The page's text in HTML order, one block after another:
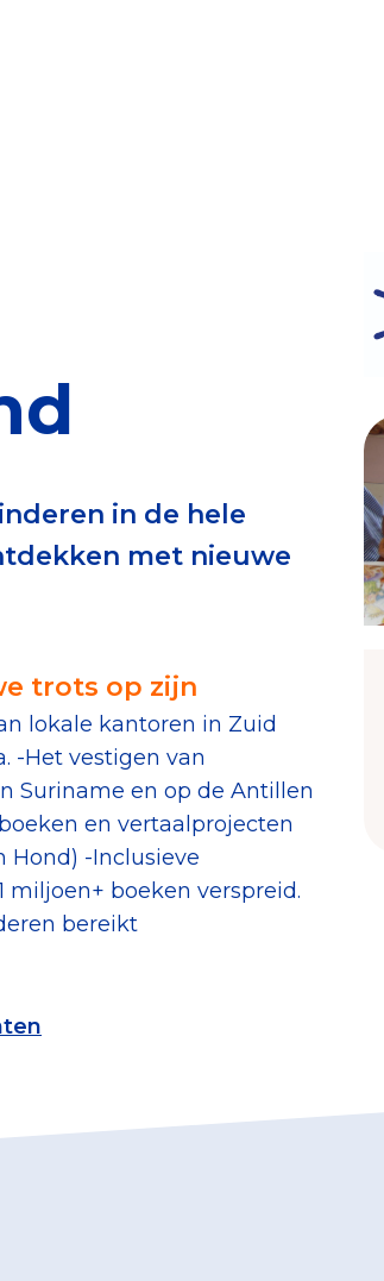
doel
in de hele
met nieuwe
trots op zijn
lokale kantoren in Zuid
-Het vestigen van
Suriname en op de Antillen
en vertaalprojecten
Hond) -Inclusieve
miljoen+ boeken verspreid.
bereikt